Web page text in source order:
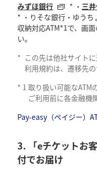
みずほ銀行 * ・ 三
* ・りそな銀行・ゆうち
収納対応ATM*1で、画
い。
* この先は他社サイト
利用規約は、遷移先
* 1 取り扱い可能なATM
ご利用前に各金融機
Pay-easy（ペイジー）
3. 「eチケットお
付でお届け